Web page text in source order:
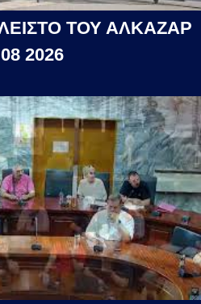
ΤΟΥ ΑΛΚΑΖΑΡ
2026